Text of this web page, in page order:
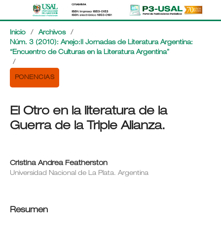
Inicio / Archivos
/
Núm. 3 (2010): Anejo:II Jornadas de Literatura Argentina:
“Encuentro de Culturas en la Literatura Argentina”
/
PONENCIAS
El Otro en la literatura de la
Guerra de la Triple Alianza.
Cristina Andrea Featherston
Universidad Nacional de La Plata. Argentina
Resumen